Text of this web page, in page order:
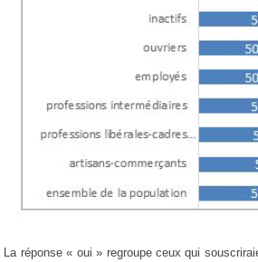
La réponse « oui » regroupe ceux qui